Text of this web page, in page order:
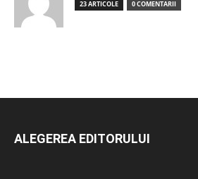
23 ARTICOLE 0 COMENTARII
ALEGEREA EDITORULUI